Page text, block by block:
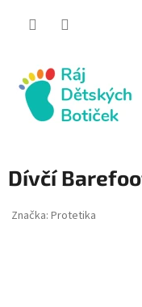
Dívčí
Značka: Protetika